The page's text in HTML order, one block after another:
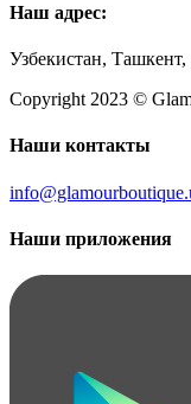
Наш адрес:
Узбекистан,
Copyright 2023 ©
Наши контакты
Наши приложения